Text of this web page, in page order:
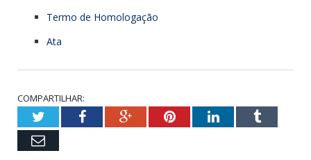
Termo de Homologação
Ata
COMPARTILHAR:
TwitterFacebookGoogle+PinterestLinkedInTumblr
Email